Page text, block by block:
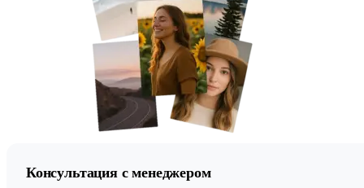
Консультация с менеджером